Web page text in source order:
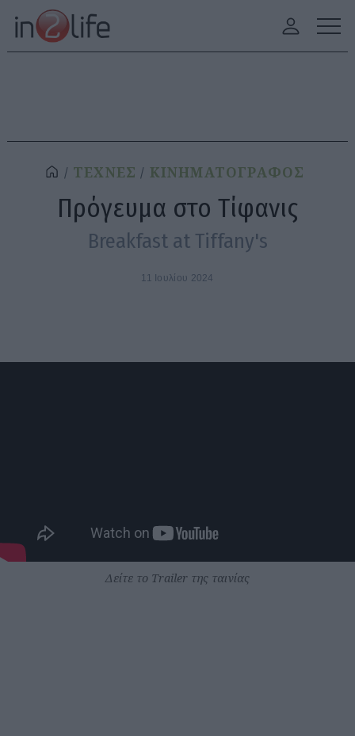
ΤΕΧΝΕΣ ΚΙΝΗΜΑΤΟΓΡΑΦΟΣ
Πρόγευμα στο Τίφανις
Breakfast at Tiffany's
11 Ιουλίου 2024
Δείτε το Trailer της ταινίας